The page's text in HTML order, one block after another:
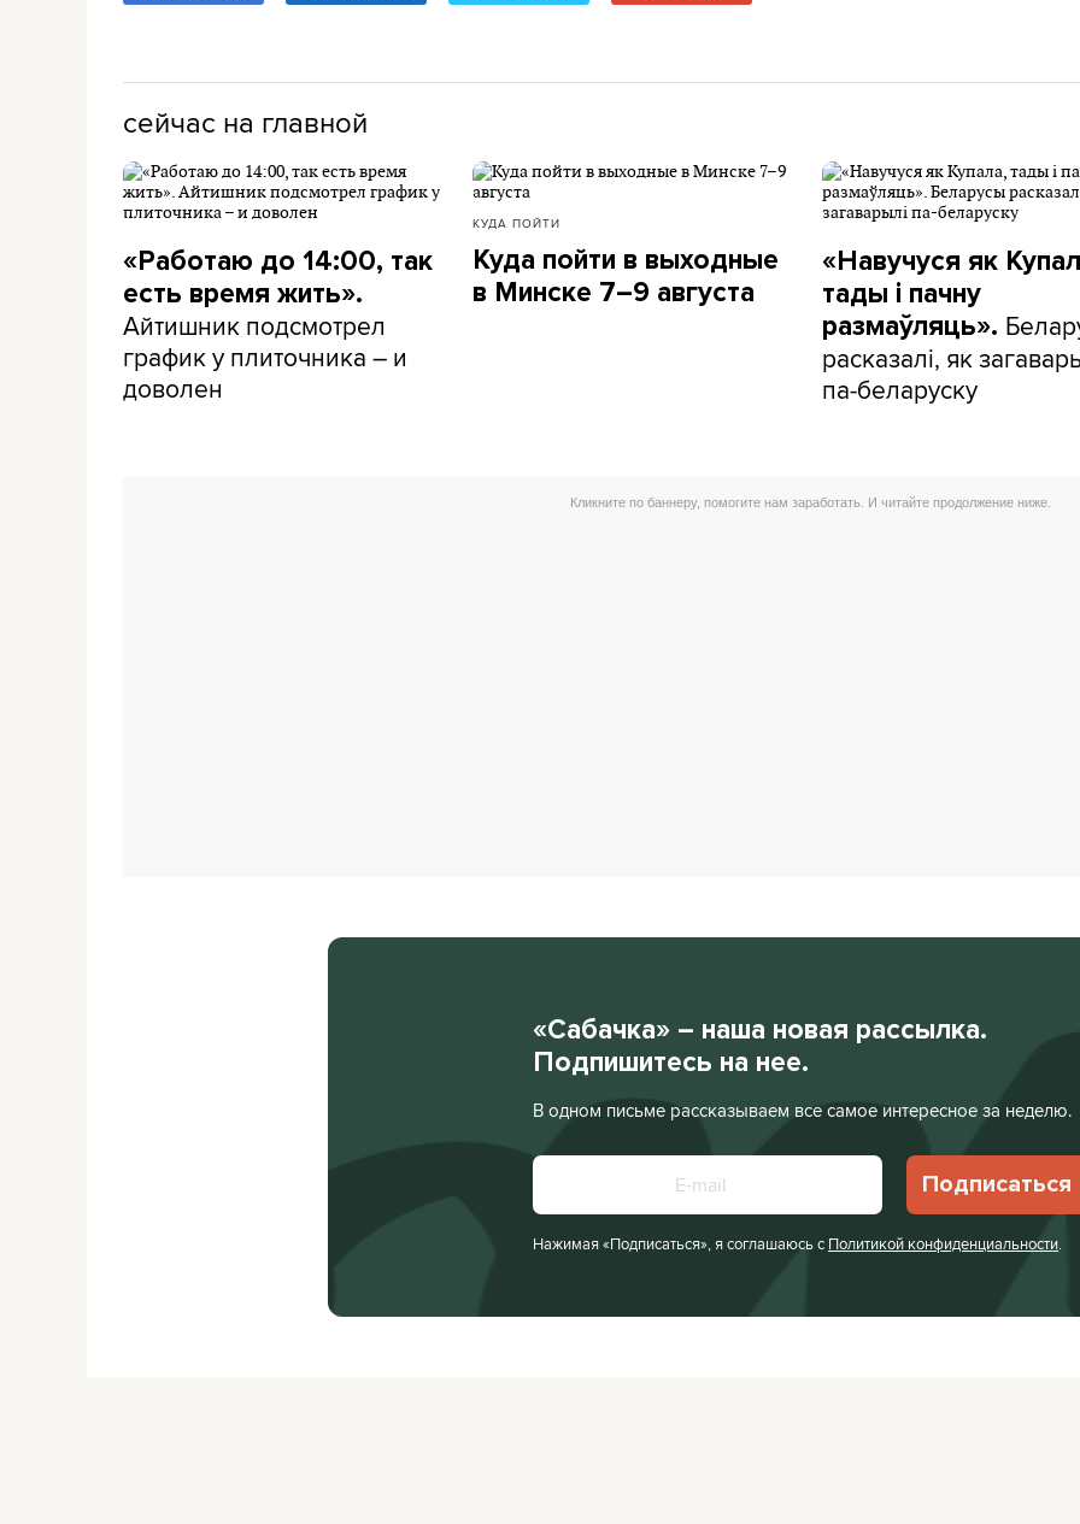
сейчас на главной
«Работаю до 14:00, так
есть время жить».
Айтишник подсмотрел
график у плиточника – и
доволен
КУДА ПОЙТИ
Куда пойти в выходные
в Минске 7–9 августа
«Навучуся як
тады і пачну
размаўляць».
расказалі, як
па-беларуску
«Сабачка» – наша новая рассылка.
Подпишитесь на нее.
В одном письме рассказываем все самое интересное за неделю.
Подписаться
Нажимая «Подписаться», я соглашаюсь с Политикой конфиденциальности.